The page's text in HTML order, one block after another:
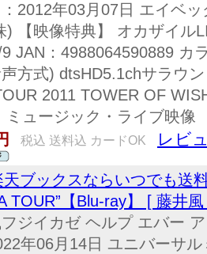
2012年03月07日 エイベ
) 【映像特典】 オカザイル
JAN：4988064590889 カ
方式) dtsHD5.1chサラウ
2011 TOWER OF
ミュージック・ライブ映像
税込 送料込 カードOK レビ
天ブックスならいつでも送
TOUR”【Blu-ray】 [ 藤井
ジイカゼ ヘルプ エバー
年06月14日 ユニバーサ